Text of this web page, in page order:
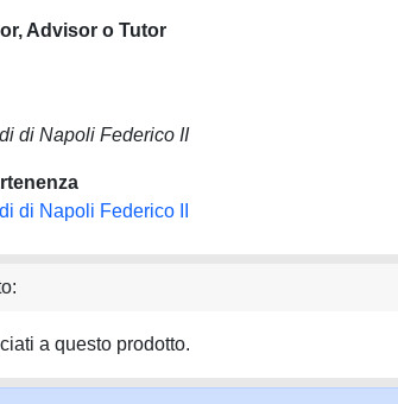
Advisor o Tutor
di Napoli Federico II
di Napoli Federico II
a questo prodotto.